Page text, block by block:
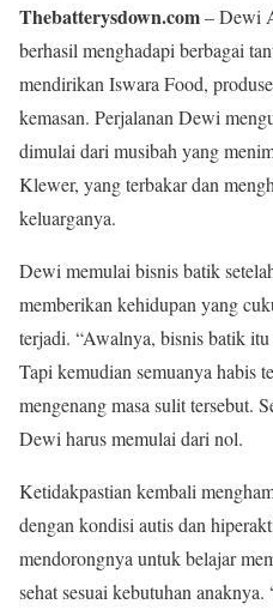
Thebatterysdown.com– Dewi
berhasil menghadapi berbagai
mendirikan Iswara Food,
kemasan. Perjalanan Dewi
dimulai dari musibah yang
Klewer, yang terbakar dan
keluarganya.
Dewi memulai bisnis batik
memberikan kehidupan yang
terjadi. “Awalnya, bisnis batik
Tapi kemudian semuanya habis
mengenang masa sulit tersebut.
Dewi harus memulai dari nol.
Ketidakpastian kembali
dengan kondisi autis dan
mendorongnya untuk belajar
sehat sesuai kebutuhan